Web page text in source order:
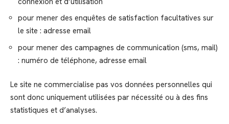
pour mener des enquêtes de satisfaction facultatives sur
le site : adresse email
pour mener des campagnes de communication (sms, mail)
: numéro de téléphone, adresse email
Le site ne commercialise pas vos données personnelles qui
sont donc uniquement utilisées par nécessité ou à des fins
statistiques et d’analyses.